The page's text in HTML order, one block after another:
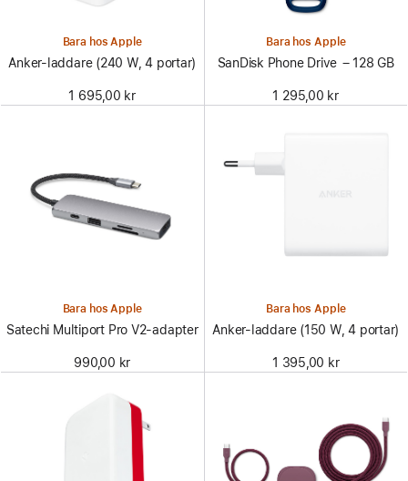
Bara hos Apple
Anker-laddare (240 W, 4 portar)
1 695,00 kr
Bara hos Apple
SanDisk Phone Drive – 128 GB
1 295,00 kr
Bara hos Apple
Satechi Multiport Pro V2-adapter
990,00 kr
Bara hos Apple
Anker-laddare (150 W, 4 portar)
1 395,00 kr